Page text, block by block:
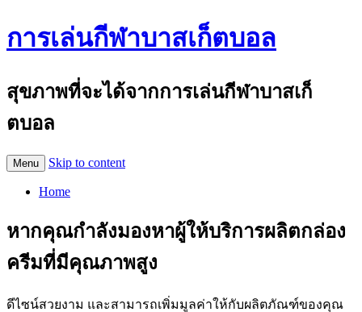
การเล่นกีฬาบาสเก็ตบอล
สุขภาพที่จะได้จากการเล่นกีฬาบาสเก็
ตบอล
Menu Skip to content
Home
หากคุณกำลังมองหาผู้ให้บริการผลิตกล่อง
ครีมที่มีคุณภาพสูง
ดีไซน์สวยงาม และสามารถเพิ่มมูลค่าให้กับผลิตภัณฑ์ของคุณ